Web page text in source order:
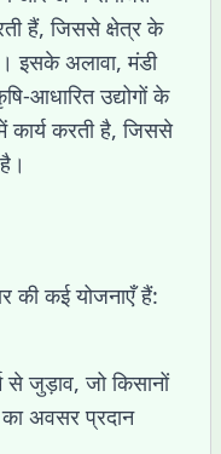
हैं, जिससे क्षेत्र के
इसके अलावा, मंडी
आधारित उद्योगों के
कार्य करती है, जिससे
की कई योजनाएँ हैं:
से जुड़ाव, जो किसानों
अवसर प्रदान